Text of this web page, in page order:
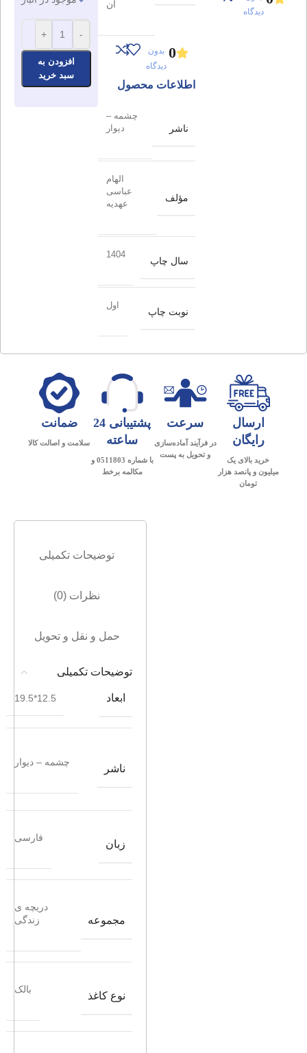
دیدگاه
آن
0 بدون
دیدگاه
اطلاعات محصول
ناشر
چشمه –
دیوار
مؤلف
الهام
عباسی
عهدیه
سال چاپ
1404
نوبت چاپ
اول
-
+
افزودن به
سبد خرید
ارسال
رایگان
خرید بالای یک
میلیون و پانصد هزار
تومان
سرعت
در فرآیند آماده‌سازی
و تحویل به پست
پشتیبانی 24
ساعته
با شماره 0511803 و
مکالمه برخط
ضمانت
سلامت و اصالت کالا
توضیحات تکمیلی
نظرات (0)
حمل و نقل و تحویل
توضیحات تکمیلی
ابعاد 12.5*19.5
ناشر
چشمه – دیوار
زبان
فارسی
مجموعه
دریچه ی
زندگی
نوع کاغذ
بالک